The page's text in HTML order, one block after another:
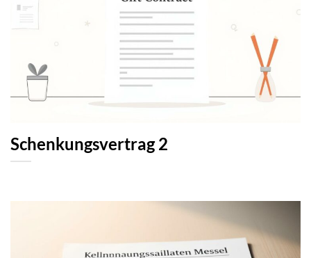
Schenkungsvertrag 2